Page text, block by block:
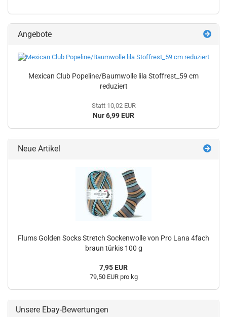
Angebote
Mexican Club Popeline/Baumwolle lila Stoffrest_59 cm
reduziert
Statt 10,02 EUR
Nur 6,99 EUR
Neue Artikel
Flums Golden Socks Stretch Sockenwolle von Pro Lana 4fach
braun türkis 100 g
7,95 EUR
79,50 EUR pro kg
Unsere Ebay-Bewertungen